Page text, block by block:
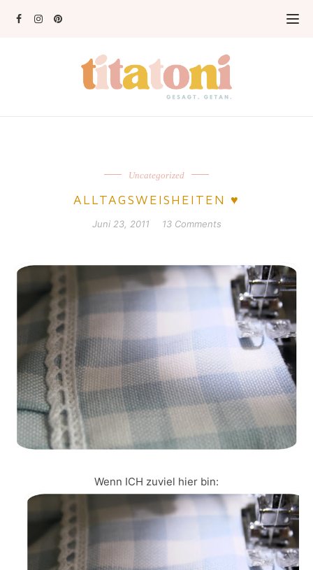
Uncategorized
ALLTAGSWEISHEITEN ♥
Juni 23, 2011 13 Comments
Wenn ICH zuviel hier bin: